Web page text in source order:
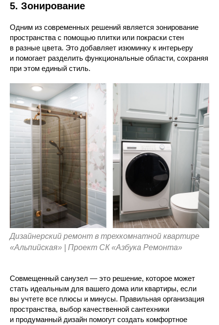
5. Зонирование
Одним из современных решений является зонирование
пространства с помощью плитки или покраски стен
в разные цвета. Это добавляет изюминку к интерьеру
и помогает разделить функциональные области, сохраняя
при этом единый стиль.
Дизайнерский ремонт в трехкомнатной квартире
«Альпийская» | Проект СК «Азбука Ремонта»
Совмещенный санузел — это решение, которое может
стать идеальным для вашего дома или квартиры, если
вы учтете все плюсы и минусы. Правильная организация
пространства, выбор качественной сантехники
и продуманный дизайн помогут создать комфортное